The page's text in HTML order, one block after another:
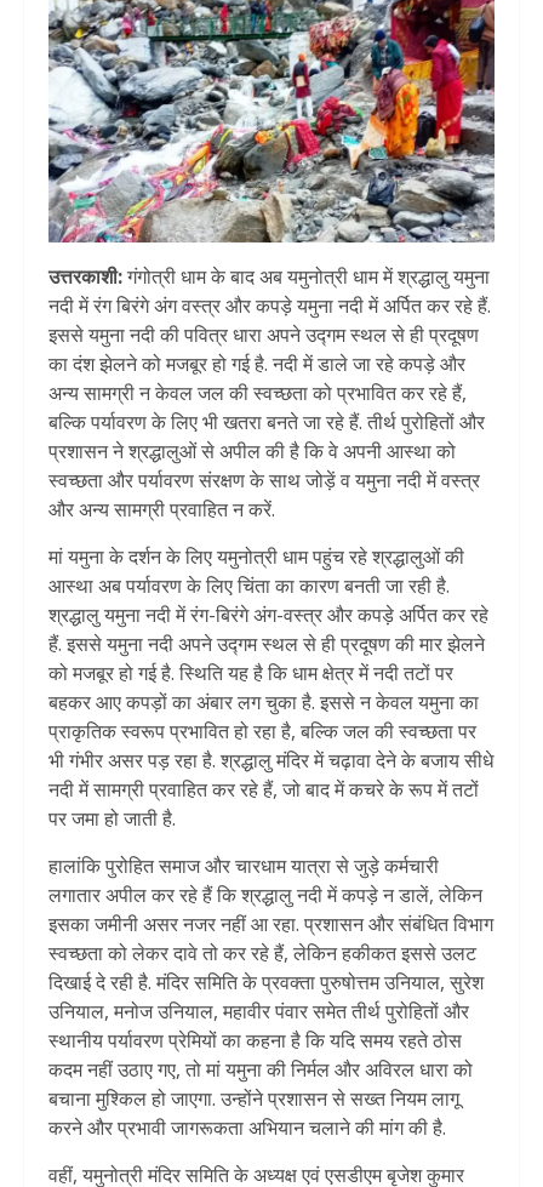
उत्तरकाशी:गंगोत्री धाम के बाद अब यमुनोत्री धाम में श्रद्धालु यमुना
नदी में रंग बिरंगे अंग वस्त्र और कपड़े यमुना नदी में अर्पित कर रहे हैं.
इससे यमुना नदी की पवित्र धारा अपने उद्गम स्थल से ही प्रदूषण
का दंश झेलने को मजबूर हो गई है. नदी में डाले जा रहे कपड़े और
अन्य सामग्री न केवल जल की स्वच्छता को प्रभावित कर रहे हैं,
बल्कि पर्यावरण के लिए भी खतरा बनते जा रहे हैं. तीर्थ पुरोहितों और
प्रशासन ने श्रद्धालुओं से अपील की है कि वे अपनी आस्था को
स्वच्छता और पर्यावरण संरक्षण के साथ जोड़ें व यमुना नदी में वस्त्र
और अन्य सामग्री प्रवाहित न करें.
मां यमुना के दर्शन के लिए यमुनोत्री धाम पहुंच रहे श्रद्धालुओं की
आस्था अब पर्यावरण के लिए चिंता का कारण बनती जा रही है.
श्रद्धालु यमुना नदी में रंग-बिरंगे अंग-वस्त्र और कपड़े अर्पित कर रहे
हैं. इससे यमुना नदी अपने उद्गम स्थल से ही प्रदूषण की मार झेलने
को मजबूर हो गई है. स्थिति यह है कि धाम क्षेत्र में नदी तटों पर
बहकर आए कपड़ों का अंबार लग चुका है. इससे न केवल यमुना का
प्राकृतिक स्वरूप प्रभावित हो रहा है, बल्कि जल की स्वच्छता पर
भी गंभीर असर पड़ रहा है. श्रद्धालु मंदिर में चढ़ावा देने के बजाय सीधे
नदी में सामग्री प्रवाहित कर रहे हैं, जो बाद में कचरे के रूप में तटों
पर जमा हो जाती है.
हालांकि पुरोहित समाज और चारधाम यात्रा से जुड़े कर्मचारी
लगातार अपील कर रहे हैं कि श्रद्धालु नदी में कपड़े न डालें, लेकिन
इसका जमीनी असर नजर नहीं आ रहा. प्रशासन और संबंधित विभाग
स्वच्छता को लेकर दावे तो कर रहे हैं, लेकिन हकीकत इससे उलट
दिखाई दे रही है. मंदिर समिति के प्रवक्ता पुरुषोत्तम उनियाल, सुरेश
उनियाल, मनोज उनियाल, महावीर पंवार समेत तीर्थ पुरोहितों और
स्थानीय पर्यावरण प्रेमियों का कहना है कि यदि समय रहते ठोस
कदम नहीं उठाए गए, तो मां यमुना की निर्मल और अविरल धारा को
बचाना मुश्किल हो जाएगा. उन्होंने प्रशासन से सख्त नियम लागू
करने और प्रभावी जागरूकता अभियान चलाने की मांग की है.
वहीं, यमुनोत्री मंदिर समिति के अध्यक्ष एवं एसडीएम बृजेश कुमार